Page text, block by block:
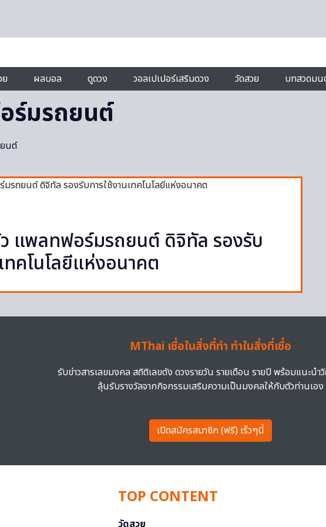
ย ผลบอล ดูดวง วอลเปเปอร์เสริมดวง วัดสวย บทสวดมน
ร์มรถยนต์
นต์
แพลทฟอร์มรถยนต์ ดิจิทัล รองรับ
ทคโนโลยีแห่งอนาคต
MThai เชื่อในสิ่งที่ทำ ทำในสิ่งที่เชื่อ
รับข่าวสารเลขมงคล สถิติเลขดัง ดวงรายวัน รายเดือน รายปี พร้อมแนะนำ
ลุ้นรับรางวัลจากกิจกรรมเสริมความเป็นมงคลให้กับตัวท่านเอง
เปิดสมัครสมาชิก (ฟรี) เร็วๆนี้
TOP CONTENT
วัดสวย